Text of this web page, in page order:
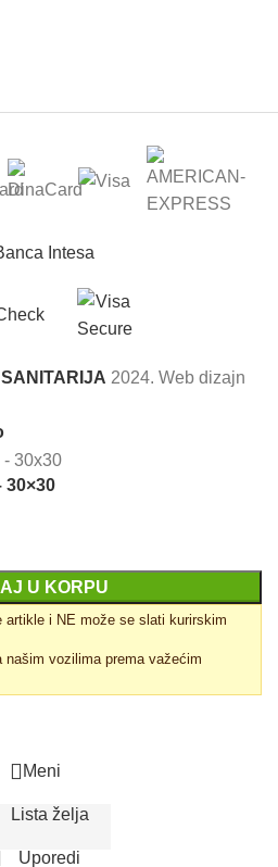
SANITARIJA 2024. Web dizajn
30×30
U KORPU
artikle i NE može se slati kurirskim
našim vozilima prema važećim
Meni
Lista želja
Uporedi